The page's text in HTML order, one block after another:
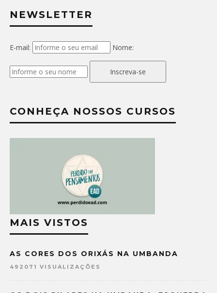
NEWSLETTER
E-mail: Nome:
Inscreva-se
CONHEÇA NOSSOS CURSOS
MAIS VISTOS
AS CORES DOS ORIXÁS NA UMBANDA
492071 VISUALIZAÇÕES